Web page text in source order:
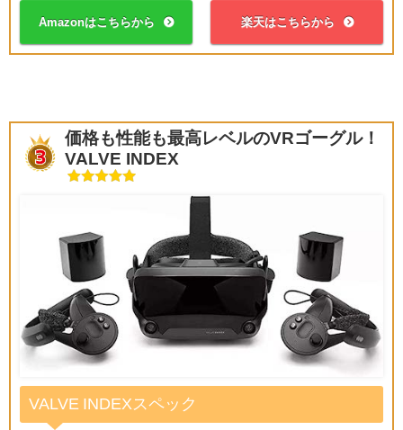
Amazonはこちらから 楽天はこちらから
価格も性能も最高レベルのVRゴーグル！
VALVE INDEX
VALVE INDEXスペック